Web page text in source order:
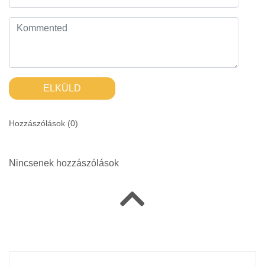
ELKÜLD
Hozzászólások (0)
Nincsenek hozzászólások